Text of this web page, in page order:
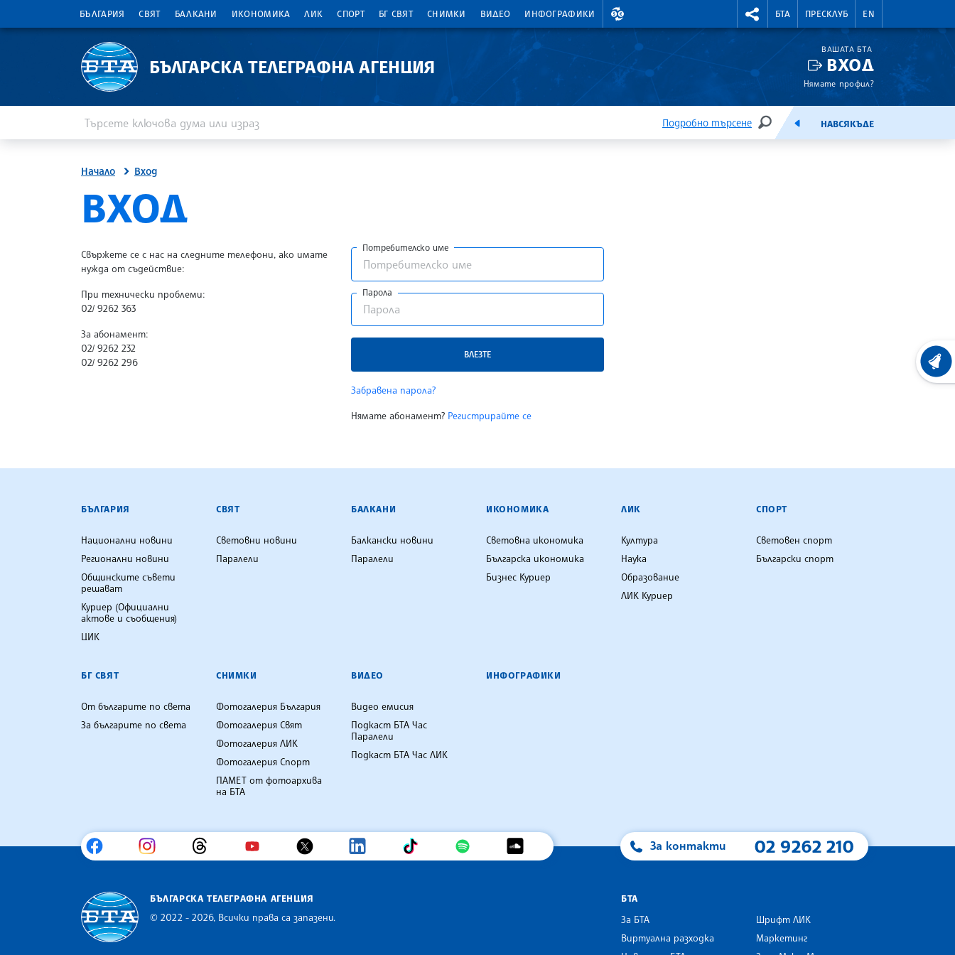
БЪЛГАРИЯ СВЯТ БАЛКАНИ ИКОНОМИКА ЛИК СПОРТ БГ СВЯТ СНИМКИ ВИДЕО ИНФОГРАФИКИ
ВАЛУТНИ КУРСОВЕ RIGHTMENU.SOCIAL
БТА ПРЕСКЛУБ EN
БЪЛГАРСКА ТЕЛЕГРАФНА АГЕНЦИЯ
ВАШАТА БТА
ВХОД
Нямате профил?
Подробно търсене
ТЪРСЕНЕЕМИСИЯНАВСЯКЪДЕ
Начало Вход
SITE.BTA
ВХОД
Свържете се с нас на следните телефони, ако имате
нужда от съдействие:
При технически проблеми:
02/ 9262 363
За абонамент:
02/ 9262 232
02/ 9262 296
Потребителско име
Парола
ВЛЕЗТЕ
Забравена парола?
Нямате абонамент? Регистрирайте се
БЪЛГАРСКА ТЕЛЕГРАФНА АГЕНЦИЯ
БЪЛГАРИЯ
Национални новини
Регионални новини
Общинските съвети
решават
Куриер (Официални
актове и съобщения)
ЦИК
СВЯТ
Световни новини
Паралели
БАЛКАНИ
Балкански новини
Паралели
ИКОНОМИКА
Световна икономика
Българска икономика
Бизнес Куриер
ЛИК
Култура
Наука
Образование
ЛИК Куриер
СПОРТ
Световен спорт
Български спорт
БГ СВЯТ
От българите по света
За българите по света
СНИМКИ
Фотогалерия България
Фотогалерия Свят
Фотогалерия ЛИК
Фотогалерия Спорт
ПАМЕТ от фотоархива
на БТА
ВИДЕО
Видео емисия
Подкаст БТА Час
Паралели
Подкаст БТА Час ЛИК
ИНФОГРАФИКИ
За контакти 02 9262 210
БЪЛГАРСКА ТЕЛЕГРАФНА АГЕНЦИЯ
© 2022 - 2026, Всички права са запазени.
БТА
За БТА
Виртуална разходка
Шрифт ЛИК
Маркетинг